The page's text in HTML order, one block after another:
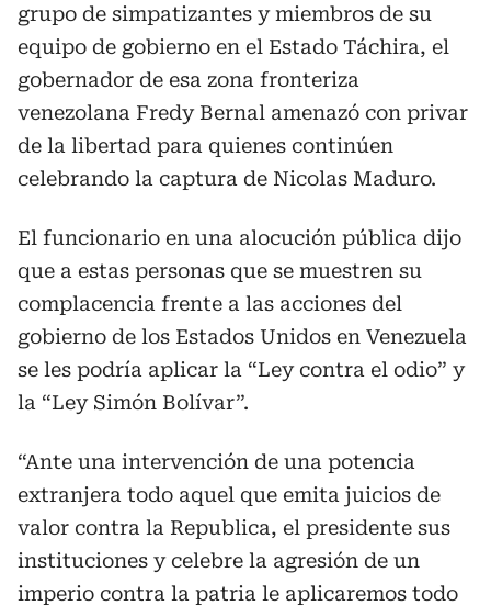
grupo de simpatizantes y miembros de su
equipo de gobierno en el Estado Táchira, el
gobernador de esa zona fronteriza
venezolana Fredy Bernal amenazó con privar
de la libertad para quienes continúen
celebrando la captura de Nicolas Maduro.
El funcionario en una alocución pública dijo
que a estas personas que se muestren su
complacencia frente a las acciones del
gobierno de los Estados Unidos en Venezuela
se les podría aplicar la “Ley contra el odio” y
la “Ley Simón Bolívar”.
“Ante una intervención de una potencia
extranjera todo aquel que emita juicios de
valor contra la Republica, el presidente sus
instituciones y celebre la agresión de un
imperio contra la patria le aplicaremos todo